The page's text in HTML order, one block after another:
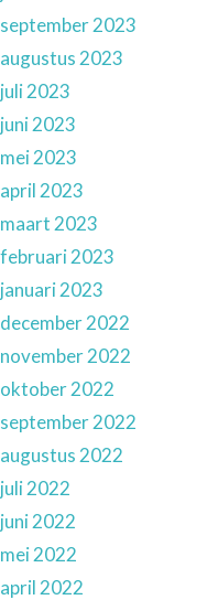
september 2023
augustus 2023
juli 2023
juni 2023
mei 2023
april 2023
maart 2023
februari 2023
januari 2023
december 2022
november 2022
oktober 2022
september 2022
augustus 2022
juli 2022
juni 2022
mei 2022
april 2022